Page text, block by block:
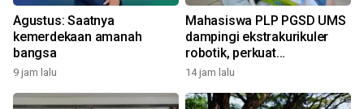
Agustus: Saatnya
kemerdekaan amanah
bangsa
9 jam lalu
Mahasiswa PLP PGSD UMS
dampingi ekstrakurikuler
robotik, perkuat
pembelajaran STEM
14 jam lalu